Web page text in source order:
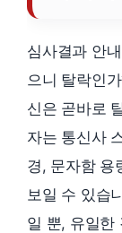
심사결과 안
으니 탈락인
신은 곧바로
자는 통신사
경, 문자함 용
보일 수 있습
일 뿐, 유일한